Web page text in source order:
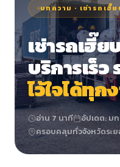
บทความ · เช่ารถเฮี๊
เช่ารถเฮี๊ย
บริการเร็ว
ไว้ใจได้ทุ
อ่าน 7 นาที
อัปเดต: ม
ครอบคลุมทั่วจังหวัดระย